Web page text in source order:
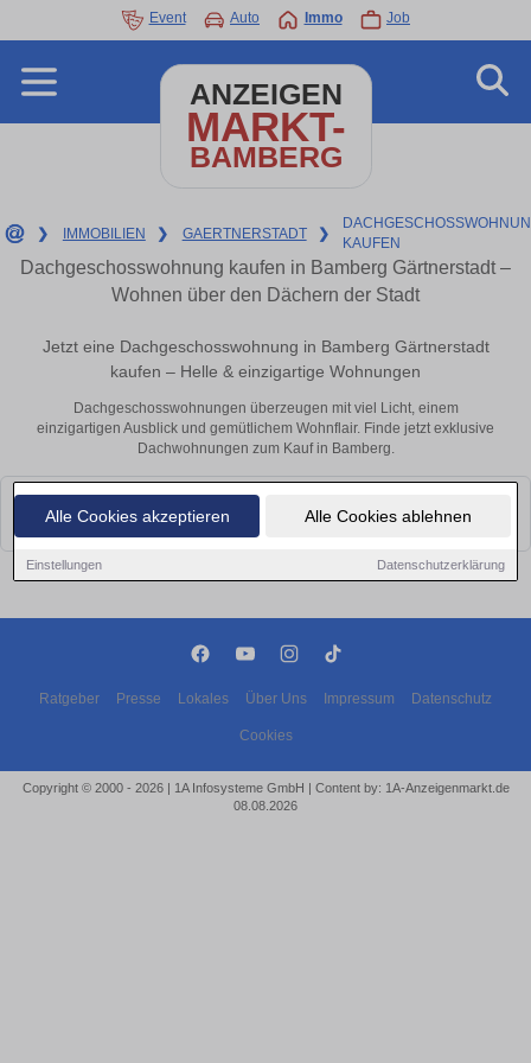
Alle Cookies akzeptieren Alle Cookies ablehnen
Einstellungen Datenschutzerklärung
Event Auto Immo Job
ANZEIGEN
MARKT-
BAMBERG
❯ IMMOBILIEN ❯ GAERTNERSTADT ❯
KAUFEN
Dachgeschosswohnung kaufen in Bamberg Gärtnerstadt –
Wohnen über den Dächern der Stadt
Jetzt eine Dachgeschosswohnung in Bamberg Gärtnerstadt
kaufen – Helle & einzigartige Wohnungen
Dachgeschosswohnungen überzeugen mit viel Licht, einem
einzigartigen Ausblick und gemütlichem Wohnflair. Finde jetzt exklusive
Dachwohnungen zum Kauf in Bamberg.
Leider konnten wir derzeit keine passenden Objekte finden. Schauen Sie
bald wieder vorbei!
Ratgeber Presse Lokales Über Uns Impressum Datenschutz
Cookies
Copyright © 2000 - 2026 | 1A Infosysteme GmbH | Content by: 1A-Anzeigenmarkt.de
08.08.2026